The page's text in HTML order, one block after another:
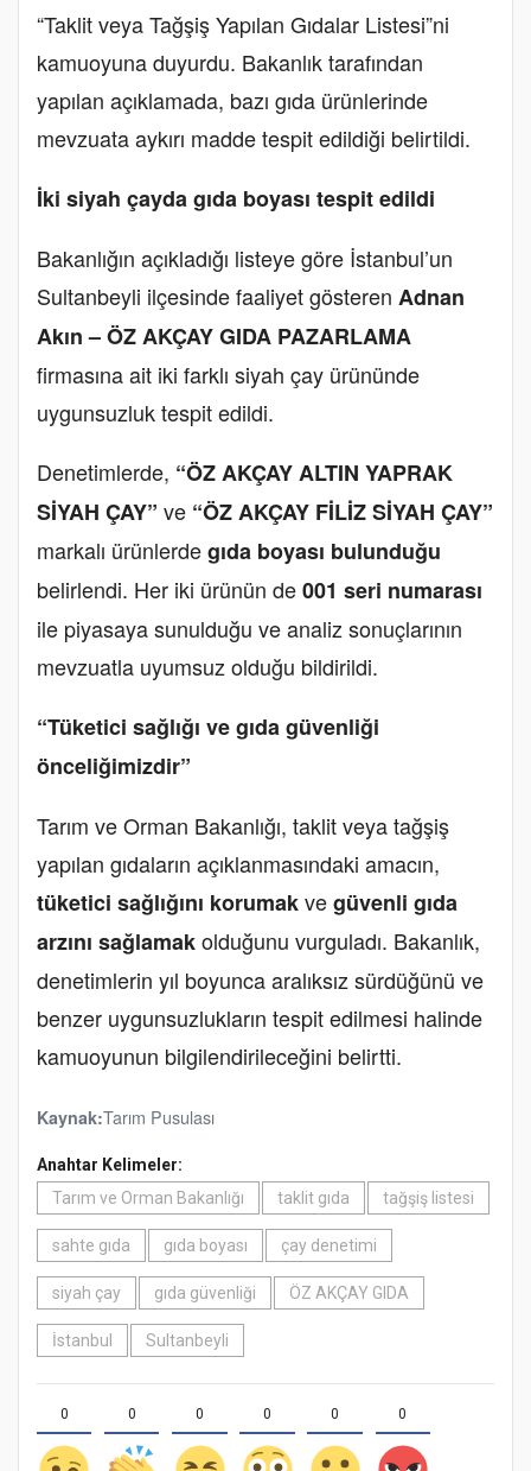
“Taklit veya Tağşiş Yapılan Gıdalar Listesi”ni
kamuoyuna duyurdu. Bakanlık tarafından
yapılan açıklamada, bazı gıda ürünlerinde
mevzuata aykırı madde tespit edildiği belirtildi.
İki siyah çayda gıda boyası tespit edildi
Bakanlığın açıkladığı listeye göre İstanbul’un
Sultanbeyli ilçesinde faaliyet gösteren Adnan
Akın – ÖZ AKÇAY GIDA PAZARLAMA
firmasına ait iki farklı siyah çay ürününde
uygunsuzluk tespit edildi.
Denetimlerde, “ÖZ AKÇAY ALTIN YAPRAK
SİYAH ÇAY” ve “ÖZ AKÇAY FİLİZ SİYAH ÇAY”
markalı ürünlerdegıda boyası bulunduğu
belirlendi. Her iki ürünün de001 seri numarası
ile piyasaya sunulduğu ve analiz sonuçlarının
mevzuatla uyumsuz olduğu bildirildi.
“Tüketici sağlığı ve gıda güvenliği
önceliğimizdir”
Tarım ve Orman Bakanlığı, taklit veya tağşiş
yapılan gıdaların açıklanmasındaki amacın,
tüketici sağlığını korumakvegüvenli gıda
arzını sağlamakolduğunu vurguladı. Bakanlık,
denetimlerin yıl boyunca aralıksız sürdüğünü ve
benzer uygunsuzlukların tespit edilmesi halinde
kamuoyunun bilgilendirileceğini belirtti.
Kaynak:Tarım Pusulası
Anahtar Kelimeler:
Tarım ve Orman Bakanlığı
taklit gıda tağşiş listesi
sahte gıda gıda boyası çay denetimi
siyah çay gıda güvenliği ÖZ AKÇAY GIDA
İstanbul Sultanbeyli
0 0 0 0 0 0